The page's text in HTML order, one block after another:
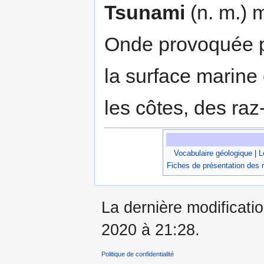
Tsunami (n. m.)
Onde provoquée
la surface
les côtes, des
Vocabulaire géologique|
Fiches de présentation des
La dernière
2020 à 21:28.
Politique de confidentialité